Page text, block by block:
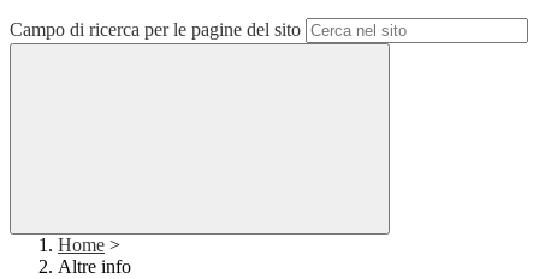
Campo di ricerca per le pagine del sito
Home >
Altre info